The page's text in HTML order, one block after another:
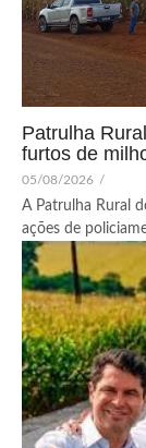
Patrulha
furtos de
05/08/2026 /
A Patrulha Rural
ações de